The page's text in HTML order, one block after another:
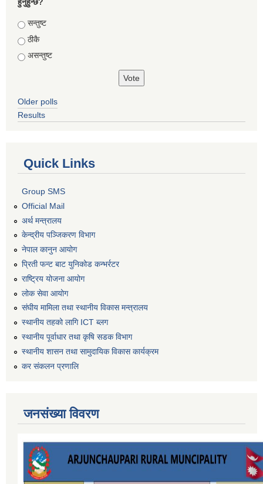
हुनुहुन्छ?
Choices
सन्तुष्ट
ठीकै
असन्तुष्ट
Older polls
Results
Quick Links
Group SMS
Official Mail
अर्थ मन्त्रालय
केन्द्रीय पञ्जिकरण विभाग
नेपाल कानुन आयोग
प्रिती फन्ट बाट युनिकोड कन्भर्रटर
राष्ट्रिय योजना आयोग
लोक सेवा आयोग
संघीय मामिला तथा स्थानीय विकास मन्त्रालय
स्थानीय तहको लागि ICT ब्लग
स्थानीय पूर्वाधार तथा कृषि सडक विभाग
स्थानीय शासन तथा सामुदायिक विकास कार्यक्रम
कर स‌ंकलन प्रणालि
जनसंख्या विवरण